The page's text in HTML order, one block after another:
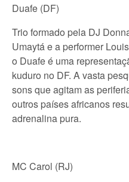
Duafe (DF)
Trio formado pela DJ
Umaytá e a performer
o Duafe é uma
kuduro no DF. A vasta
sons que agitam as
outros países africanos
adrenalina pura.
MC Carol (RJ)